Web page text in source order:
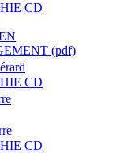
CD
(pdf)
CD
CD